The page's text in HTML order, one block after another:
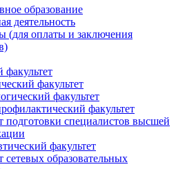
образование
деятельность
(для оплаты и заключения
факультет
факультет
факультет
подготовки специалистов высшей
факультет
сетевых образовательных